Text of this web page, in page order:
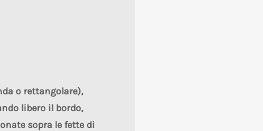
o rettangolare),
libero il bordo,
sopra le fette di